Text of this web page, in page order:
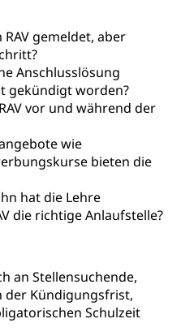
gemeldet, aber
Anschlusslösung
gekündigt worden?
vor und während der
wie
bieten die
hat die Lehre
die richtige Anlaufstelle?
an Stellensuchende,
der Kündigungsfrist,
Schulzeit
Schulen
Luzern
Krippe, Kinderhort,
Tagesmutter,
Jahr
Basisstufe
Einfuhr,
Erschöpfung,
Kartell,